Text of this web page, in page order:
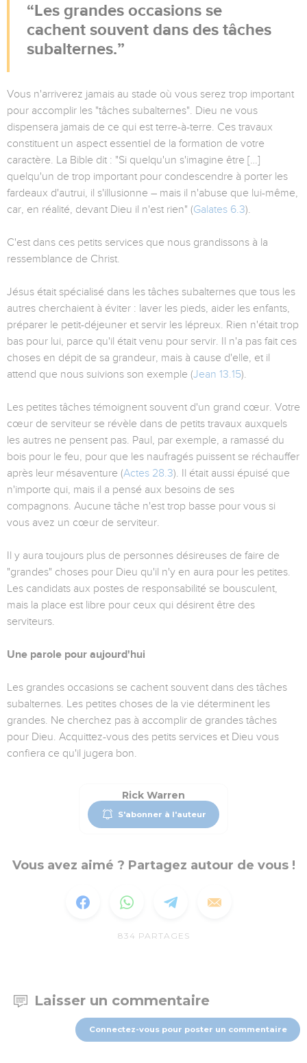
Les grandes occasions se
cachent souvent dans des tâches
subalternes.
Vous n'arriverez jamais au stade où vous serez trop important
pour accomplir les "tâches subalternes". Dieu ne vous
dispensera jamais de ce qui est terre-à-terre. Ces travaux
constituent un aspect essentiel de la formation de votre
caractère. La Bible dit : "Si quelqu'un s'imagine être […]
quelqu'un de trop important pour condescendre à porter les
fardeaux d'autrui, il s'illusionne – mais il n'abuse que lui-même,
car, en réalité, devant Dieu il n'est rien" (Galates 6.3).
C'est dans ces petits services que nous grandissons à la
ressemblance de Christ.
Jésus était spécialisé dans les tâches subalternes que tous les
autres cherchaient à éviter : laver les pieds, aider les enfants,
préparer le petit-déjeuner et servir les lépreux. Rien n'était trop
bas pour lui, parce qu'il était venu pour servir. Il n'a pas fait ces
choses en dépit de sa grandeur, mais à cause d'elle, et il
attend que nous suivions son exemple (Jean 13.15).
Les petites tâches témoignent souvent d'un grand cœur. Votre
cœur de serviteur se révèle dans de petits travaux auxquels
les autres ne pensent pas. Paul, par exemple, a ramassé du
bois pour le feu, pour que les naufragés puissent se réchauffer
après leur mésaventure (Actes 28.3). Il était aussi épuisé que
n'importe qui, mais il a pensé aux besoins de ses
compagnons. Aucune tâche n'est trop basse pour vous si
vous avez un cœur de serviteur.
Il y aura toujours plus de personnes désireuses de faire de
"grandes" choses pour Dieu qu'il n'y en aura pour les petites.
Les candidats aux postes de responsabilité se bousculent,
mais la place est libre pour ceux qui désirent être des
serviteurs.
Une parole pour aujourd'hui
Les grandes occasions se cachent souvent dans des tâches
subalternes. Les petites choses de la vie déterminent les
grandes. Ne cherchez pas à accomplir de grandes tâches
pour Dieu. Acquittez-vous des petits services et Dieu vous
confiera ce qu'il jugera bon.
Rick Warren
S'abonner à l'auteur
Vous avez aimé ? Partagez autour de vous !
834 PARTAGES
Laisser un commentaire
Connectez-vous pour poster un commentaire